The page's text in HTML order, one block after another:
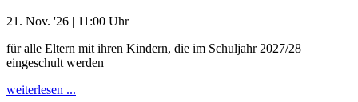
21. Nov. '26 | 11:00 Uhr
für alle Eltern mit ihren Kindern, die im Schuljahr 2027/28
eingeschult werden
weiterlesen ...